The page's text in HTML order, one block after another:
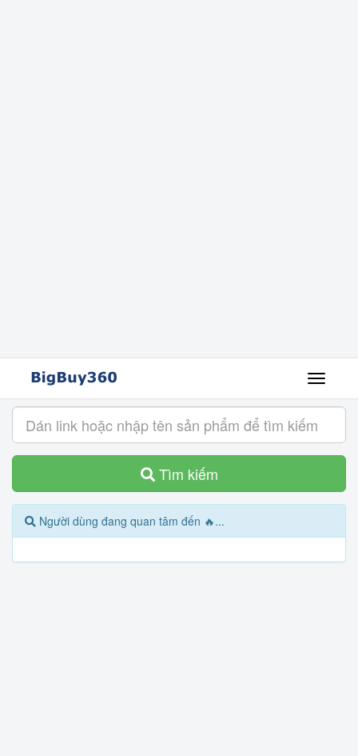
Tìm kiếm
Người dùng đang quan tâm đến 🔥...